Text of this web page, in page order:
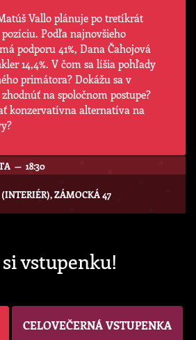
Vallo plánuje po tretíkrát
Podľa najnovšieho
podporu 41%, Dana Čahojová
14,4%. V čom sa líšia pohľady
primátora? Dokážu sa v
na spoločnom postupe?
konzervatívna alternatíva na
— 18:30
ZÁMOCKÁ 47
vstupenku!
CELOVEČERNÁ VSTUPENKA